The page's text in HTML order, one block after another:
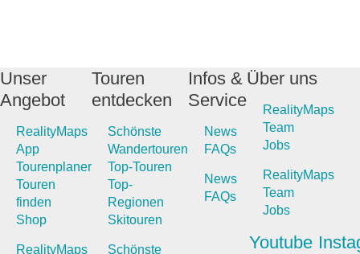
Unser
Angebot
RealityMaps
App
Tourenplaner
Touren
finden
Shop
RealityMaps
Touren
entdecken
Schönste
Wandertouren
Top-Touren
Top-
Regionen
Skitouren
Schönste
Infos &
Service
News
FAQs
News
FAQs
Über uns
RealityMaps
Team
Jobs
RealityMaps
Team
Jobs
Youtube